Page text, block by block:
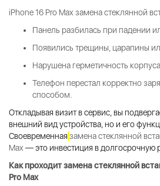
iPhone 16 Pro Max замена стеклянной
Панель разбилась при падении
Появились трещины, царапины
Нарушена герметичность
Телефон перестал корректно
способом.
Откладывая визит в сервис, вы
внешний вид устройства, но и его
Своевременная замена стеклянной
Max — это инвестиция в долгосрочную
Как проходитзамена стеклянной
Pro Max